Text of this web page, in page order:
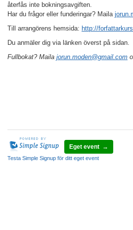
återfås inte bokningsavgiften.
Har du frågor eller funderingar? Maila
Till arrangörens hemsida: http://
Du anmäler dig via länken överst på sidan.
Fullbokat? Maila jorun.moden@gmail.com
Eget event →
Testa Simple Signup för ditt eget event